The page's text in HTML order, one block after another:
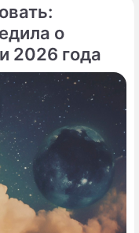
о
2026 года